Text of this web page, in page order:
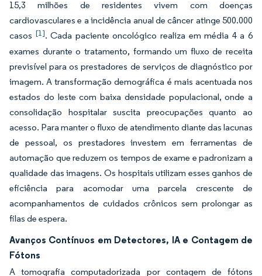
15,3 milhões de residentes vivem com doenças
cardiovasculares e a incidência anual de câncer atinge 500.000
casos [1]. Cada paciente oncológico realiza em média 4 a 6
exames durante o tratamento, formando um fluxo de receita
previsível para os prestadores de serviços de diagnóstico por
imagem. A transformação demográfica é mais acentuada nos
estados do leste com baixa densidade populacional, onde a
consolidação hospitalar suscita preocupações quanto ao
acesso. Para manter o fluxo de atendimento diante das lacunas
de pessoal, os prestadores investem em ferramentas de
automação que reduzem os tempos de exame e padronizam a
qualidade das imagens. Os hospitais utilizam esses ganhos de
eficiência para acomodar uma parcela crescente de
acompanhamentos de cuidados crônicos sem prolongar as
filas de espera.
Avanços Contínuos em Detectores, IA e Contagem de
Fótons
A tomografia computadorizada por contagem de fótons